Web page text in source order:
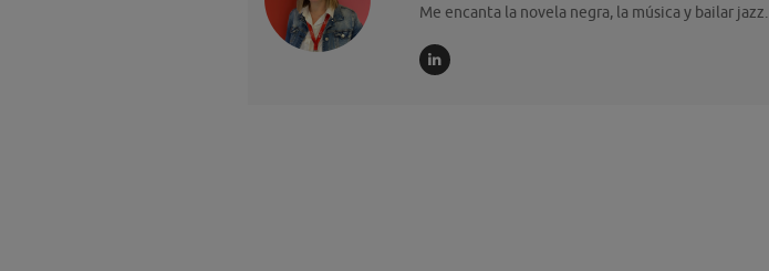
Me encanta la novela negra, la música y bailar jazz.